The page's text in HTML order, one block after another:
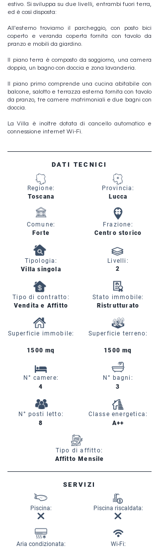
estivo. Si sviluppa su due livelli, entrambi fuori terra,
ed è così disposta:
All'esterno troviamo il parcheggio, con posto bici
coperto e veranda coperta fornita con tavolo da
pranzo e mobili da giardino.
Il piano terra è composto da soggiorno, una camera
doppia, un bagno con doccia e zona lavanderia.
Il piano primo comprende una cucina abitabile con
balcone, salotto e terrazza esterna fornita con tavolo
da pranzo, tre camere matrimoniali e due bagni con
doccia.
La Villa è inoltre dotata di cancello automatico e
connessione internet Wi-Fi.
DATI TECNICI
Regione:
Toscana
Lucca
Provincia:
Comune:
Forte
Frazione:
Centro storico
Tipologia:
Villa singola
Tipo di contratto:
Vendita e Affitto
Livelli:
2
Stato immobile:
Ristrutturato
Superficie immobile: Superficie terreno:
1500 mq
N° camere:
4
N° posti letto:
8
1500 mq
N° bagni:
3
Classe energetica:
A++
Tipo di affitto:
Affitto Mensile
SERVIZI
Piscina:
Aria condizionata:
Piscina riscaldata:
Wi-Fi: